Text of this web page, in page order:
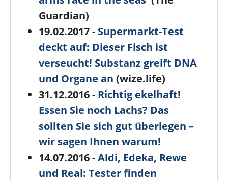
Guardian)
19.02.2017 - Supermarkt-Test
deckt auf: Dieser Fisch ist
verseucht! Substanz greift DNA
und Organe an (wize.life)
31.12.2016 - Richtig ekelhaft!
Essen Sie noch Lachs‬? Das
sollten Sie sich gut überlegen –
wir sagen Ihnen warum!
14.07.2016 -Aldi, Edeka, Rewe
und Real: Tester finden